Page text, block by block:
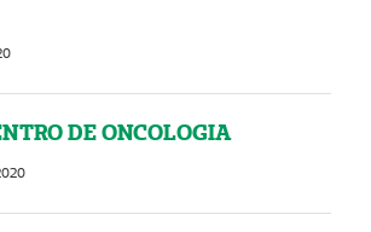
DE ONCOLOGIA